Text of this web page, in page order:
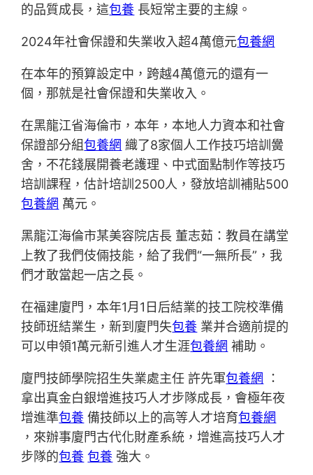
的品質成長，這包養 長短常主要的主線。
2024年社會保證和失業收入超4萬億元包養網
在本年的預算設定中，跨越4萬億元的還有一
個，那就是社會保證和失業收入。
在黑龍江省海倫市，本年，本地人力資本和社會
保證部分組包養網 織了8家個人工作技巧培訓黌
舍，不花錢展開養老護理、中式面點制作等技巧
培訓課程，估計培訓2500人，發放培訓補貼500
包養網 萬元。
黑龍江海倫市某美容院店長 董志茹：教員在講堂
上教了我們伎倆技能，給了我們“一無所長”，我
們才敢當起一店之長。
在福建廈門，本年1月1日后結業的技工院校準備
技師班結業生，新到廈門失包養 業并合適前提的
可以申領1萬元新引進人才生涯包養網 補助。
廈門技師學院招生失業處主任 許先軍包養網
：
拿出真金白銀增進技巧人才步隊成長，會極年夜
增進準包養 備技師以上的高等人才培育包養網
，來辦事廈門古代化財產系統，增進高技巧人才
步隊的包養 包養 強大。